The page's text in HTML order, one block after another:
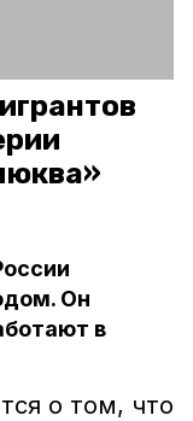
Он
в
о том, что